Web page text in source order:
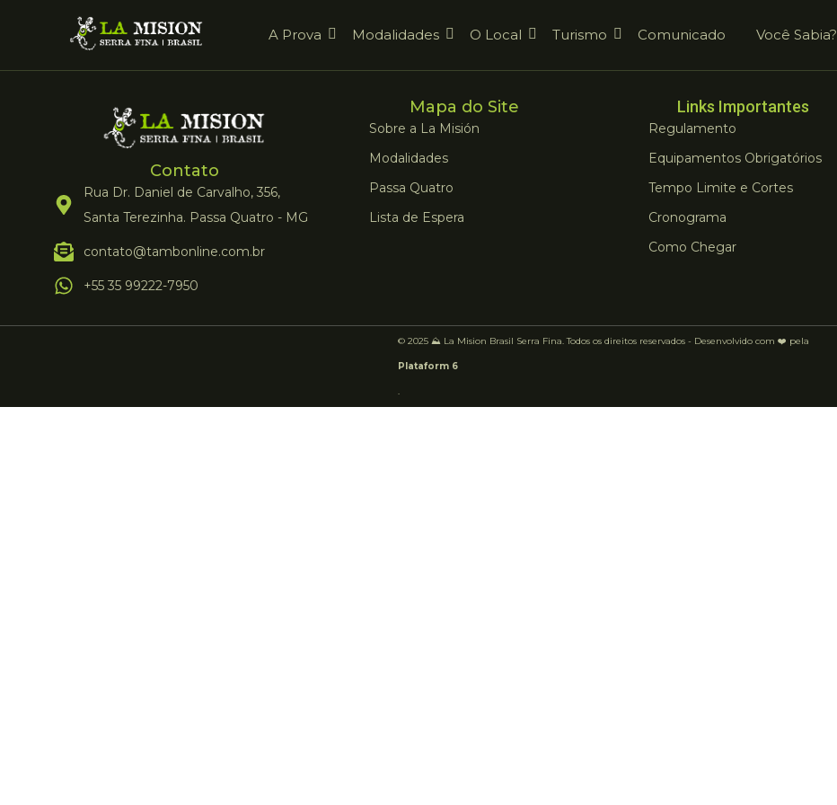
A Prova Modalidades O Local Turismo Comunicado Você Sabia?
Contato
Rua Dr. Daniel de Carvalho, 356,
Santa Terezinha. Passa Quatro - MG
contato@tambonline.com.br
+55 35 99222-7950
Mapa do Site
Sobre a La Misión
Modalidades
Passa Quatro
Lista de Espera
Links Importantes
Regulamento
Equipamentos Obrigatórios
Tempo Limite e Cortes
Cronograma
Como Chegar
© 2025 ⛰️ La Mision Brasil Serra Fina. Todos os direitos reservados - Desenvolvido com ❤️ pela
Plataform 6
.